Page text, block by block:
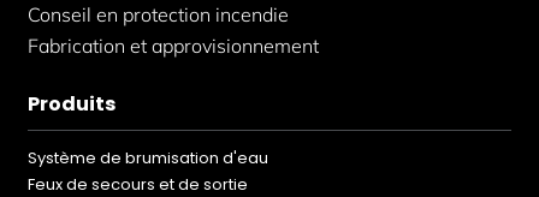
Conseil en protection incendie
Fabrication et approvisionnement
Produits
Système de brumisation d'eau
Feux de secours et de sortie